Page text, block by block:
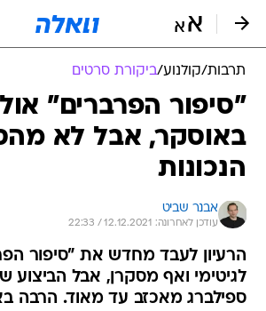
תרבות/קולנוע/ביקורת סרטים
"סיפור הפרברים"
באוסקר, אבל לא
הנכונות
אבנר שביט
עודכן לאחרונה: 12.12.2021 / 22:33
הרעיון לעבד מחדש את "סיפור
לגיטימי ואף מסקרן, אבל הביצוע
ספילברג מאכזב עד מאוד. הרבה